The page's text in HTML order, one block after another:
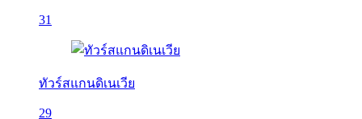
31
ทัวร์สแกนดิเนเวีย
29